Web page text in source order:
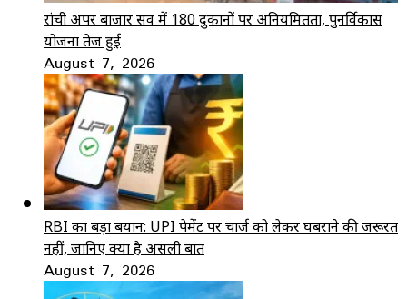
रांची अपर बाजार सर्वे में 180 दुकानों पर अनियमितता, पुनर्विकास
योजना तेज हुई
August 7, 2026
RBI का बड़ा बयान: UPI पेमेंट पर चार्ज को लेकर घबराने की जरूरत
नहीं, जानिए क्या है असली बात
August 7, 2026